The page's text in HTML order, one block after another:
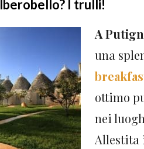
I trulli!
A
una
ottimo
nei
Allestita